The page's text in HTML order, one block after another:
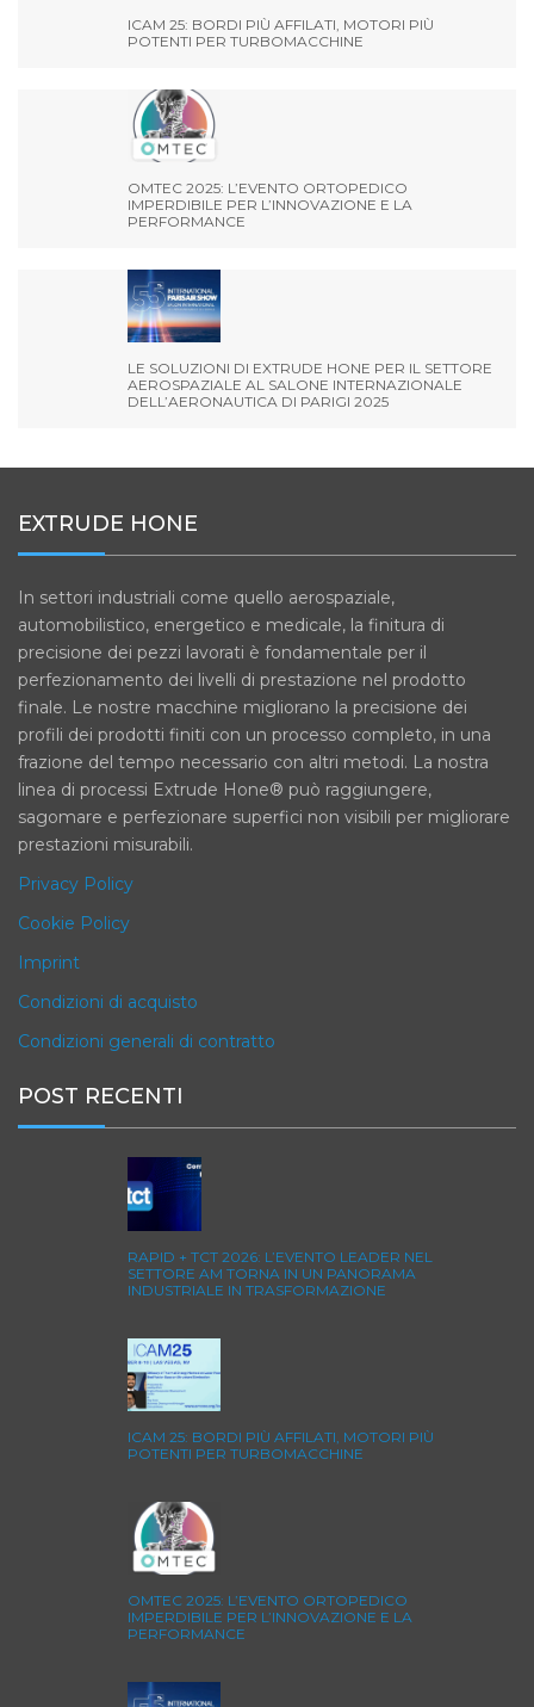
ICAM 25: BORDI PIÙ AFFILATI, MOTORI PIÙ
POTENTI PER TURBOMACCHINE
OMTEC 2025: L’EVENTO ORTOPEDICO
IMPERDIBILE PER L’INNOVAZIONE E LA
PERFORMANCE
LE SOLUZIONI DI EXTRUDE HONE PER IL SETTORE
AEROSPAZIALE AL SALONE INTERNAZIONALE
DELL’AERONAUTICA DI PARIGI 2025
EXTRUDE HONE
In settori industriali come quello aerospaziale,
automobilistico, energetico e medicale, la finitura di
precisione dei pezzi lavorati è fondamentale per il
perfezionamento dei livelli di prestazione nel prodotto
finale. Le nostre macchine migliorano la precisione dei
profili dei prodotti finiti con un processo completo, in una
frazione del tempo necessario con altri metodi. La nostra
linea di processi Extrude Hone® può raggiungere,
sagomare e perfezionare superfici non visibili per migliorare
prestazioni misurabili.
Privacy Policy
Cookie Policy
Imprint
Condizioni di acquisto
Condizioni generali di contratto
POST RECENTI
RAPID + TCT 2026: L’EVENTO LEADER NEL
SETTORE AM TORNA IN UN PANORAMA
INDUSTRIALE IN TRASFORMAZIONE
ICAM 25: BORDI PIÙ AFFILATI, MOTORI PIÙ
POTENTI PER TURBOMACCHINE
OMTEC 2025: L’EVENTO ORTOPEDICO
IMPERDIBILE PER L’INNOVAZIONE E LA
PERFORMANCE